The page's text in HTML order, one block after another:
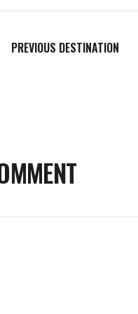
PREVIOUS DESTINATION